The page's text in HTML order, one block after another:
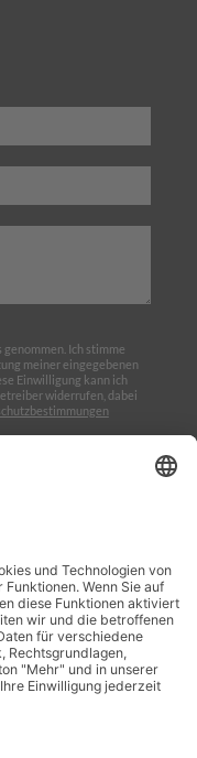
Ich stimme
meiner eingegebenen
Einwilligung kann ich
widerrufen, dabei